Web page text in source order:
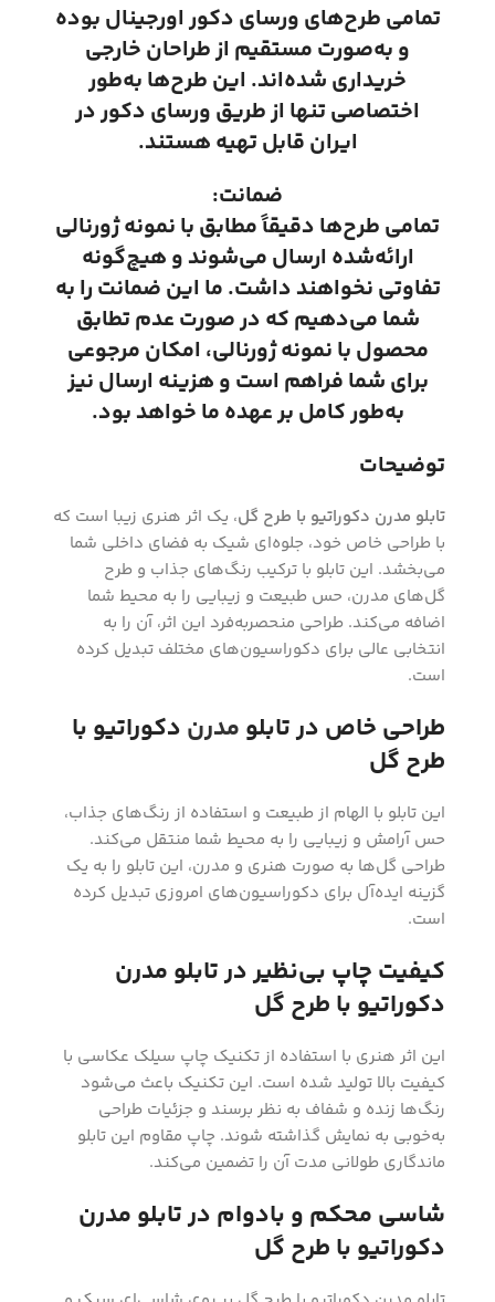
تمامی طرح‌های ورسای دکور اورجینال بوده
و به‌صورت مستقیم از طراحان خارجی
خریداری شده‌اند. این طرح‌ها به‌طور
اختصاصی تنها از طریق ورسای دکور در
ایران قابل تهیه هستند.
ضمانت:
تمامی طرح‌ها دقیقاً مطابق با نمونه ژورنالی
ارائه‌شده ارسال می‌شوند و هیچ‌گونه
تفاوتی نخواهند داشت. ما این ضمانت را به
شما می‌دهیم که در صورت عدم تطابق
محصول با نمونه ژورنالی، امکان مرجوعی
برای شما فراهم است و هزینه ارسال نیز
به‌طور کامل بر عهده ما خواهد بود.
توضیحات
تابلو مدرن دکوراتیو با طرح گل، یک اثر هنری زیبا است که
با طراحی خاص خود، جلوه‌ای شیک به فضای داخلی شما
می‌بخشد. این تابلو با ترکیب رنگ‌های جذاب و طرح
گل‌های مدرن، حس طبیعت و زیبایی را به محیط شما
اضافه می‌کند. طراحی منحصربه‌فرد این اثر، آن را به
انتخابی عالی برای دکوراسیون‌های مختلف تبدیل کرده
است.
طراحی خاص در تابلو مدرن دکوراتیو با
طرح گل
این تابلو با الهام از طبیعت و استفاده از رنگ‌های جذاب،
حس آرامش و زیبایی را به محیط شما منتقل می‌کند.
طراحی گل‌ها به صورت هنری و مدرن، این تابلو را به یک
گزینه ایده‌آل برای دکوراسیون‌های امروزی تبدیل کرده
است.
کیفیت چاپ بی‌نظیر در تابلو مدرن
دکوراتیو با طرح گل
این اثر هنری با استفاده از تکنیک چاپ سیلک عکاسی با
کیفیت بالا تولید شده است. این تکنیک باعث می‌شود
رنگ‌ها زنده و شفاف به نظر برسند و جزئیات طراحی
به‌خوبی به نمایش گذاشته شوند. چاپ مقاوم این تابلو
ماندگاری طولانی مدت آن را تضمین می‌کند.
شاسی محکم و بادوام در تابلو مدرن
دکوراتیو با طرح گل